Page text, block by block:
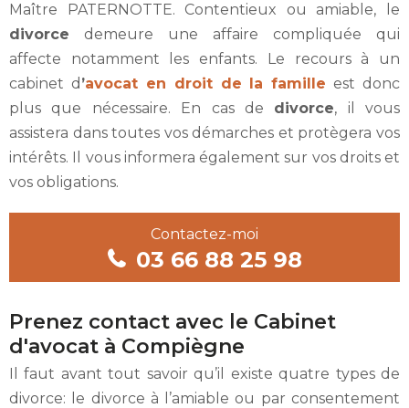
Maître PATERNOTTE. Contentieux ou amiable, le
divorce demeure une affaire compliquée qui
affecte notamment les enfants. Le recours à un
cabinet d ’avocat en droit de la famille est donc
plus que nécessaire. En cas de divorce, il vous
assistera dans toutes vos démarches et protègera vos
intérêts. Il vous informera également sur vos droits et
vos obligations.
Contactez-moi
03 66 88 25 98
Prenez contact avec le Cabinet
d'avocat à Compiègne
Il faut avant tout savoir qu’il existe quatre types de
divorce: le divorce à l’amiable ou par consentement